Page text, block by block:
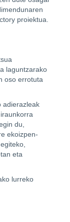
proiektua.
laguntzarako
oso errotuta
adierazleak
du,
ekoizpen-
eta
lurreko